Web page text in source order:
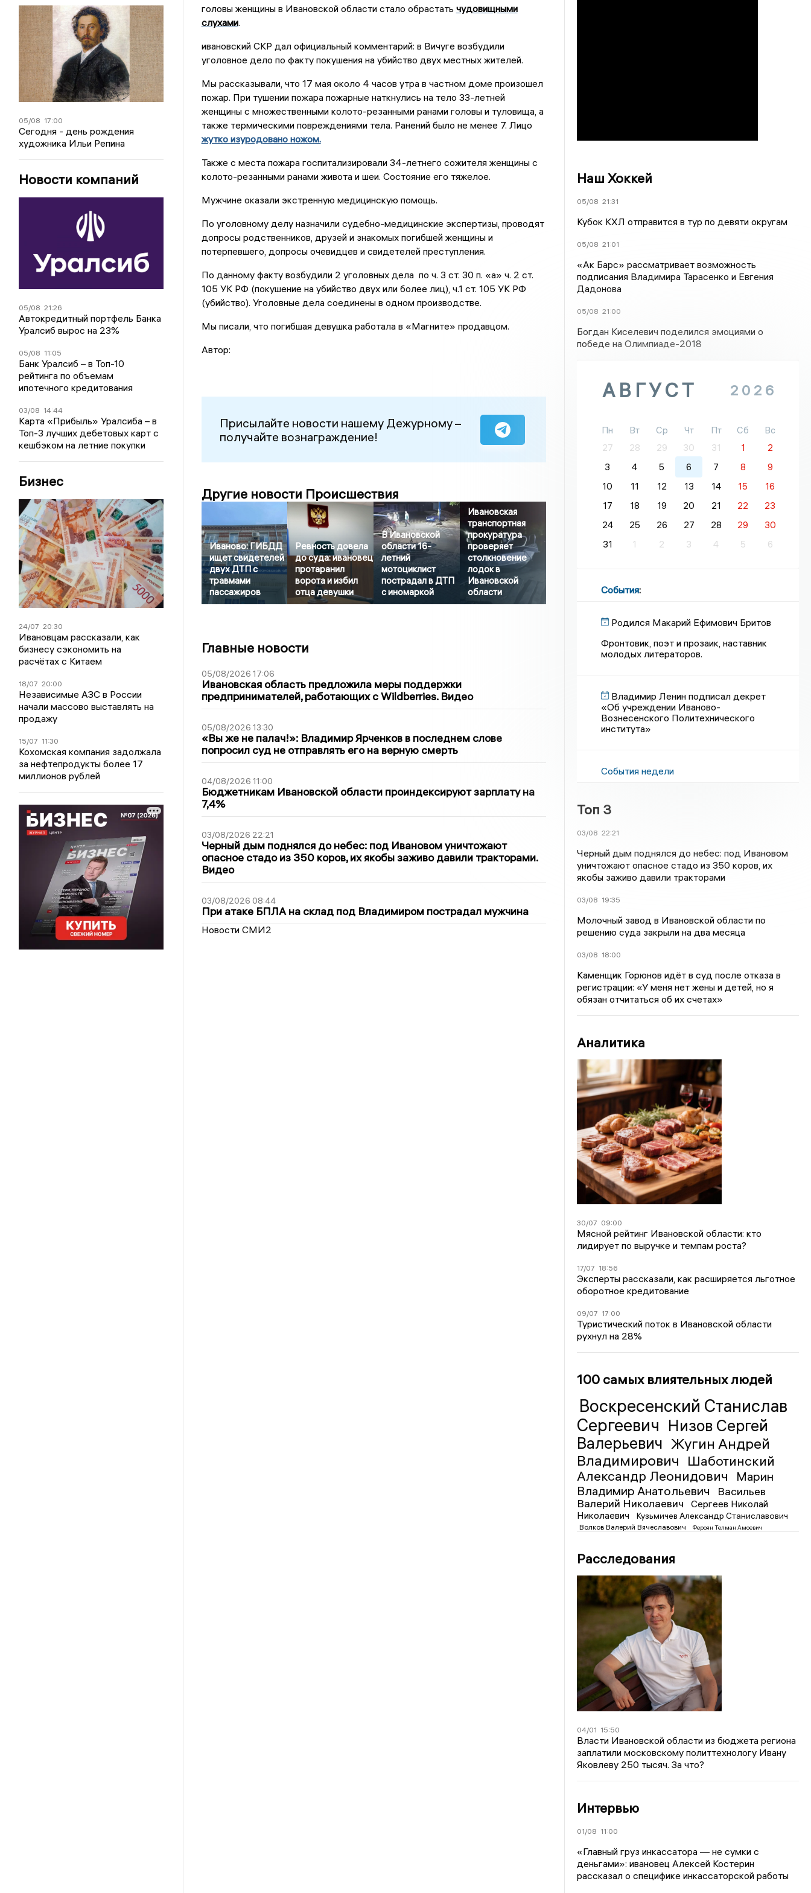
05/08 17:00
Сегодня - день рождения
художника Ильи Репина
Новости компаний
05/08 21:26
Автокредитный портфель Банка
Уралсиб вырос на 23%
05/08 11:05
Банк Уралсиб – в Топ-10
рейтинга по объемам
ипотечного кредитования
03/08 14:44
Карта «Прибыль» Уралсиба – в
Топ-3 лучших дебетовых карт с
кешбэком на летние покупки
Бизнес
24/07 20:30
Ивановцам рассказали, как
бизнесу сэкономить на
расчётах с Китаем
18/07 20:00
Независимые АЗС в России
начали массово выставлять на
продажу
15/07 11:30
Кохомская компания задолжала
за нефтепродукты более 17
миллионов рублей
головы женщины в Ивановской области стало обрастать чудовищными
слухами.
ивановский СКР дал официальный комментарий: в Вичуге возбудили
уголовное дело по факту покушения на убийство двух местных жителей.
Мы рассказывали, что 17 мая около 4 часов утра в частном доме произошел
пожар. При тушении пожара пожарные наткнулись на тело 33-летней
женщины с множественными колото-резанными ранами головы и туловища, а
также термическими повреждениями тела. Ранений было не менее 7. Лицо
жутко изуродовано ножом.
Также с места пожара госпитализировали 34-летнего сожителя женщины с
колото-резанными ранами живота и шеи. Состояние его тяжелое.
Мужчине оказали экстренную медицинскую помощь.
По уголовному делу назначили судебно-медицинские экспертизы, проводят
допросы родственников, друзей и знакомых погибшей женщины и
потерпевшего, допросы очевидцев и свидетелей преступления.
По данному факту возбудили 2 уголовных дела по ч. 3 ст. 30 п. «а» ч. 2 ст.
105 УК РФ (покушение на убийство двух или более лиц), ч.1 ст. 105 УК РФ
(убийство). Уголовные дела соединены в одном производстве.
Мы писали, что погибшая девушка работала в «Магните» продавцом.
Автор:
Присылайте новости нашему Дежурному –
получайте вознаграждение!
Другие новости Происшествия
Иваново: ГИБДД
ищет свидетелей
двух ДТП с
травмами
пассажиров
Ревность довела
до суда: ивановец
протаранил
ворота и избил
отца девушки
В Ивановской
области 16-
летний
мотоциклист
пострадал в ДТП
с иномаркой
Ивановская
транспортная
прокуратура
проверяет
столкновение
лодок в
Ивановской
области
Главные новости
05/08/2026 17:06
Ивановская область предложила меры поддержки
предпринимателей, работающих с Wildberries. Видео
05/08/2026 13:30
«Вы же не палач!»: Владимир Ярченков в последнем слове
попросил суд не отправлять его на верную смерть
04/08/2026 11:00
Бюджетникам Ивановской области проиндексируют зарплату на
7,4%
03/08/2026 22:21
Черный дым поднялся до небес: под Ивановом уничтожают
опасное стадо из 350 коров, их якобы заживо давили тракторами.
Видео
03/08/2026 08:44
При атаке БПЛА на склад под Владимиром пострадал мужчина
Новости СМИ2
Наш Хоккей
05/08 21:31
Кубок КХЛ отправится в тур по девяти округам
05/08 21:01
«Ак Барс» рассматривает возможность
подписания Владимира Тарасенко и Евгения
Дадонова
05/08 21:00
Богдан Киселевич поделился эмоциями о
победе на Олимпиаде-2018
АВГУСТ 2026
Пн Вт Ср Чт Пт Сб
Вс
27
28 29 30 31 1
2
3
4 5 6 7 8
9
10
11 12 13 14 15
16
17
18 19 20 21 22
23
24
25 26 27 28 29
30
31
1 2 3 4 5 6
События:
Родился Макарий Ефимович Бритов
Фронтовик, поэт и прозаик, наставник
молодых литераторов.
Владимир Ленин подписал декрет
«Об учреждении Иваново-
Вознесенского Политехнического
института»
События недели
Топ 3
03/08 22:21
Черный дым поднялся до небес: под Ивановом
уничтожают опасное стадо из 350 коров, их
якобы заживо давили тракторами
03/08 19:35
Молочный завод в Ивановской области по
решению суда закрыли на два месяца
03/08 18:00
Каменщик Горюнов идёт в суд после отказа в
регистрации: «У меня нет жены и детей, но я
обязан отчитаться об их счетах»
Аналитика
30/07 09:00
Мясной рейтинг Ивановской области: кто
лидирует по выручке и темпам роста?
17/07 18:56
Эксперты рассказали, как расширяется льготное
оборотное кредитование
09/07 17:00
Туристический поток в Ивановской области
рухнул на 28%
100 самых влиятельных людей
Воскресенский Станислав
Сергеевич Низов Сергей
Валерьевич Жугин Андрей
Владимирович
Шаботинский
Александр Леонидович
Марин
Владимир Анатольевич
Васильев
Валерий Николаевич
Сергеев Николай
Николаевич
Кузьмичев Александр Станиславович
Волков Валерий Вячеславович Фероян Телман Амоевич
Расследования
04/01 15:50
Власти Ивановской области из бюджета региона
заплатили московскому политтехнологу Ивану
Яковлеву 250 тысяч. За что?
Интервью
01/08 11:00
«Главный груз инкассатора — не сумки с
деньгами»: ивановец Алексей Костерин
рассказал о специфике инкассаторской работы